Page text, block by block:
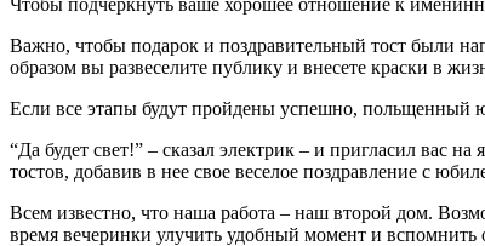
Важно, чтобы подарок и поздравительный тост были
образом вы развеселите публику и внесете краски в
Если все этапы будут пройдены успешно, польщенный
“Да будет свет!” – сказал электрик – и пригласил вас
тостов, добавив в нее свое веселое поздравление с
Всем известно, что наша работа – наш второй дом.
время вечеринки улучить удобный момент и вспомнить